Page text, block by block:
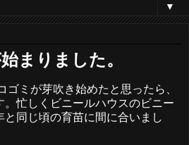
▼
まりました。
ゴミが芽吹き始めたと思ったら、
。忙しくビニールハウスのビニー
と同じ頃の育苗に間に合いまし